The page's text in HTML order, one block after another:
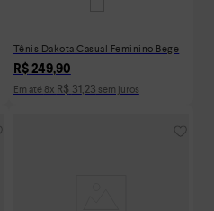
Tênis Dakota Casual Feminino Bege
R$ 249,90
Em até 8x R$ 31,23 sem juros